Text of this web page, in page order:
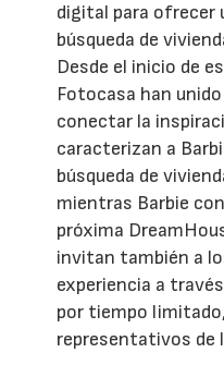
digital para ofrecer
búsqueda de
Desde el inicio de
Fotocasa han
conectar la
caracterizan a
búsqueda de
mientras Barbie
próxima
invitan también a
experiencia a
por tiempo
representativos de